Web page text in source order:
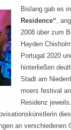
Bislang gab es
Residence“,
2008 über zum
Hayden
Portugal 2020
hinterließen
Stadt am
moers festival
Residenz
an verschiedenen